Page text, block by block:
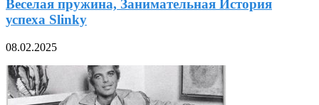
Веселая пружина, Занимательная История
успеха Slinky
08.02.2025